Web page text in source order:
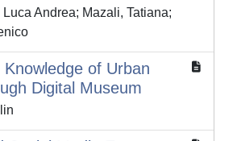
Andrea; Mazali, Tatiana;
of Urban
Digital Museum